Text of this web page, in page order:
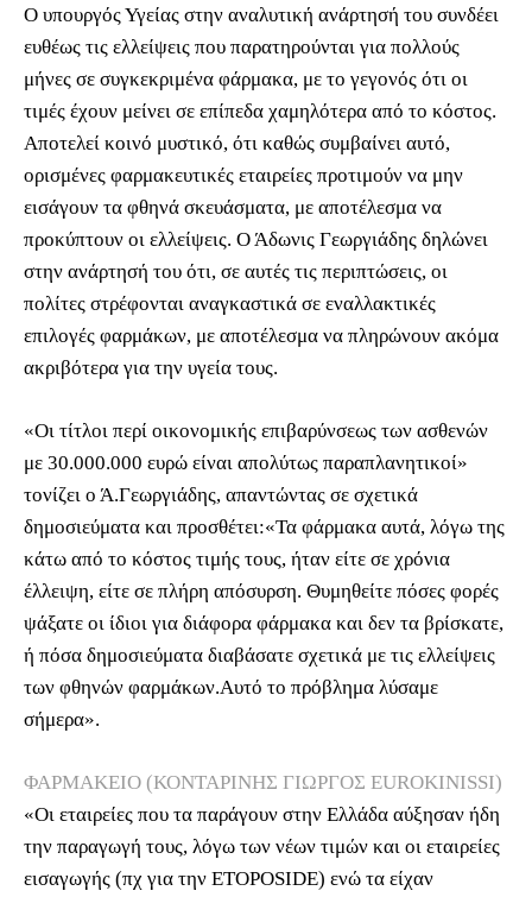
Ο υπουργός Υγείας στην αναλυτική ανάρτησή του συνδέει
ευθέως τις ελλείψεις που παρατηρούνται για πολλούς
μήνες σε συγκεκριμένα φάρμακα, με το γεγονός ότι οι
τιμές έχουν μείνει σε επίπεδα χαμηλότερα από το κόστος.
Αποτελεί κοινό μυστικό, ότι καθώς συμβαίνει αυτό,
ορισμένες φαρμακευτικές εταιρείες προτιμούν να μην
εισάγουν τα φθηνά σκευάσματα, με αποτέλεσμα να
προκύπτουν οι ελλείψεις. Ο Άδωνις Γεωργιάδης δηλώνει
στην ανάρτησή του ότι, σε αυτές τις περιπτώσεις, οι
πολίτες στρέφονται αναγκαστικά σε εναλλακτικές
επιλογές φαρμάκων, με αποτέλεσμα να πληρώνουν ακόμα
ακριβότερα για την υγεία τους.
«Οι τίτλοι περί οικονομικής επιβαρύνσεως των ασθενών
με 30.000.000 ευρώ είναι απολύτως παραπλανητικοί»
τονίζει ο Ά.Γεωργιάδης, απαντώντας σε σχετικά
δημοσιεύματα και προσθέτει:«Τα φάρμακα αυτά, λόγω της
κάτω από το κόστος τιμής τους, ήταν είτε σε χρόνια
έλλειψη, είτε σε πλήρη απόσυρση. Θυμηθείτε πόσες φορές
ψάξατε οι ίδιοι για διάφορα φάρμακα και δεν τα βρίσκατε,
ή πόσα δημοσιεύματα διαβάσατε σχετικά με τις ελλείψεις
των φθηνών φαρμάκων.Αυτό το πρόβλημα λύσαμε
σήμερα».
ΦΑΡΜΑΚΕΙΟ (ΚΟΝΤΑΡΙΝΗΣ ΓΙΩΡΓΟΣ EUROKINISSI)
«Οι εταιρείες που τα παράγουν στην Ελλάδα αύξησαν ήδη
την παραγωγή τους, λόγω των νέων τιμών και οι εταιρείες
εισαγωγής (πχ για την ETOPOSIDE) ενώ τα είχαν